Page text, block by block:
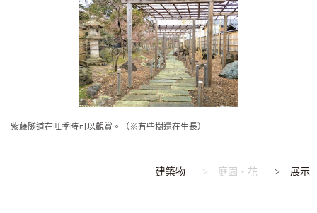
紫藤隧道在旺季時可以觀賞。（※有些樹還在生長）
建築物 > 庭園・花 > 展示